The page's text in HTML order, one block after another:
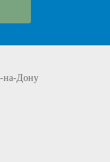
на-Дону